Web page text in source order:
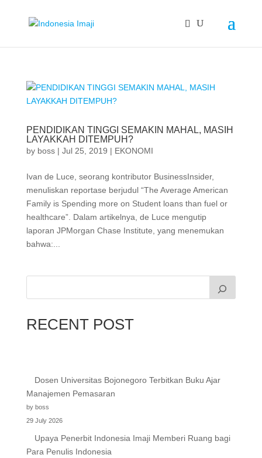
PENDIDIKAN TINGGI SEMAKIN MAHAL, MASIH
LAYAKKAH DITEMPUH?
by boss| Jul 25, 2019 | EKONOMI
Ivan de Luce, seorang kontributor BusinessInsider,
menuliskan reportase berjudul “The Average American
Family is Spending more on Student loans than fuel or
healthcare”. Dalam artikelnya, de Luce mengutip
laporan JPMorgan Chase Institute, yang menemukan
bahwa:...
RECENT POST
Dosen Universitas Bojonegoro Terbitkan Buku Ajar
Manajemen Pemasaran
by boss
29 July 2026
Upaya Penerbit Indonesia Imaji Memberi Ruang bagi
Para Penulis Indonesia